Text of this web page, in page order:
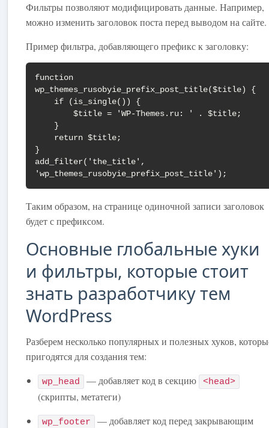
Фильтры позволяют модифицировать данные. Например,
можно изменить заголовок поста перед выводом на сайте.
Пример фильтра, добавляющего префикс к заголовку:
function
wp_themes_rusobyie_prefix_post_title($title) {
}
add_filter('the_title',
'wp_themes_rusobyie_prefix_post_title');
Таким образом, на странице одиночной записи заголовок
будет с префиксом.
Основные глобальные хуки
и фильтры, которые стоит
знать разработчику тем
WordPress
Разберем несколько популярных и полезных хуков,
пригодятся для создания тем:
wp_head — добавляет код в секцию <head>
(скрипты, метатеги)
wp_footer
— добавляет код перед закрывающим